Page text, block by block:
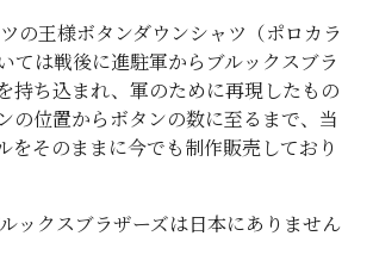
の王様ボタンダウンシャツ（ポロカラ
ては戦後に進駐軍からブルックスブラ
持ち込まれ、軍のために再現したもの
の位置からボタンの数に至るまで、当
をそのままに今でも制作販売しており
ックスブラザーズは日本にありません